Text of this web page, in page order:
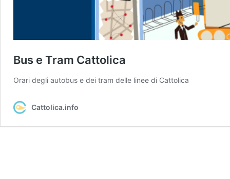
Bus e Tram Cattolica
Orari degli autobus e dei tram delle linee di Cattolica
Cattolica.info